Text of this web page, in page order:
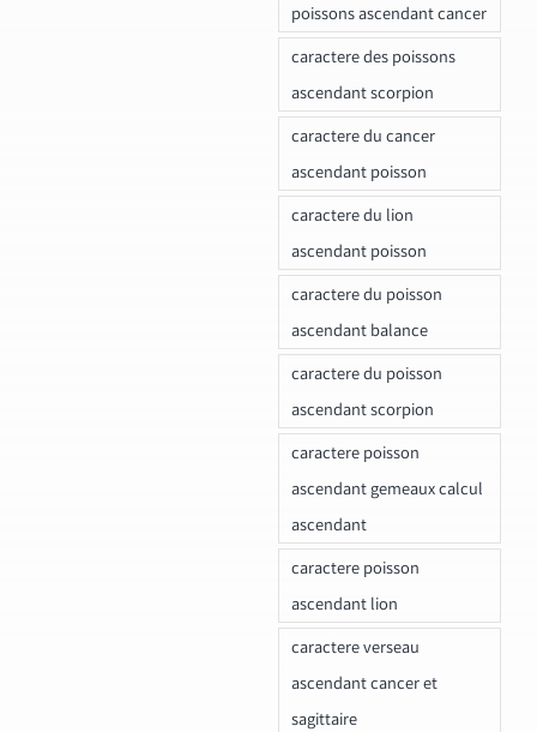
poissons ascendant cancer
caractere des poissons
ascendant scorpion
caractere du cancer
ascendant poisson
caractere du lion
ascendant poisson
caractere du poisson
ascendant balance
caractere du poisson
ascendant scorpion
caractere poisson
ascendant gemeaux calcul
ascendant
caractere poisson
ascendant lion
caractere verseau
ascendant cancer et
sagittaire